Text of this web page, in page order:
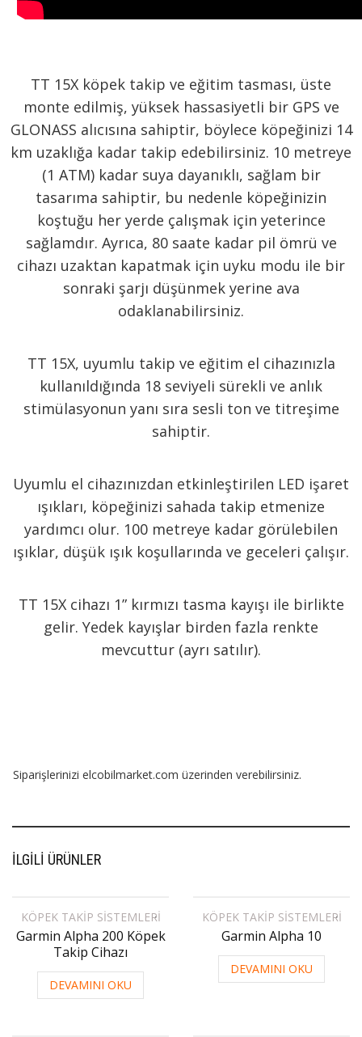
TT 15X köpek takip ve eğitim tasması, üste
monte edilmiş, yüksek hassasiyetli bir GPS ve
GLONASS alıcısına sahiptir, böylece köpeğinizi 14
km uzaklığa kadar takip edebilirsiniz. 10 metreye
(1 ATM) kadar suya dayanıklı, sağlam bir
tasarıma sahiptir, bu nedenle köpeğinizin
koştuğu her yerde çalışmak için yeterince
sağlamdır. Ayrıca, 80 saate kadar pil ömrü ve
cihazı uzaktan kapatmak için uyku modu ile bir
sonraki şarjı düşünmek yerine ava
odaklanabilirsiniz.
TT 15X, uyumlu takip ve eğitim el cihazınızla
kullanıldığında 18 seviyeli sürekli ve anlık
stimülasyonun yanı sıra sesli ton ve titreşime
sahiptir.
Uyumlu el cihazınızdan etkinleştirilen LED işaret
ışıkları, köpeğinizi sahada takip etmenize
yardımcı olur. 100 metreye kadar görülebilen
ışıklar, düşük ışık koşullarında ve geceleri çalışır.
TT 15X cihazı 1” kırmızı tasma kayışı ile birlikte
gelir. Yedek kayışlar birden fazla renkte
mevcuttur (ayrı satılır).
Siparişlerinizi elcobilmarket.com üzerinden verebilirsiniz.
İLGILI ÜRÜNLER
KÖPEK TAKIP SISTEMLERI
Garmin Alpha 200 Köpek
Takip Cihazı
DEVAMINI OKU
KÖPEK TAKIP SISTEMLERI
Garmin Alpha 10
DEVAMINI OKU